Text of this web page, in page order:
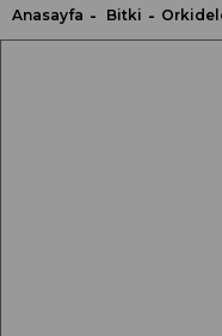
Anasayfa Bitki